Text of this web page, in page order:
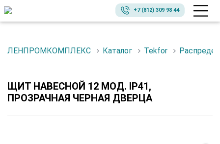
+7 (812) 309 98 44
ЛЕНПРОМКОМПЛЕКС Каталог Tekfor
ЩИТ НАВЕСНОЙ 12 МОД. IP41,
ПРОЗРАЧНАЯ ЧЕРНАЯ ДВЕРЦА